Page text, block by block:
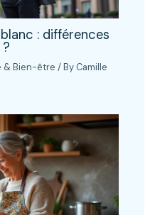
: différences
& Bien-être / By Camille